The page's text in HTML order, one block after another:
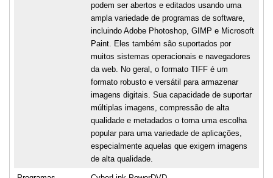
podem ser abertos e editados usando uma
ampla variedade de programas de software,
incluindo Adobe Photoshop, GIMP e Microsoft
Paint. Eles também são suportados por
muitos sistemas operacionais e navegadores
da web. No geral, o formato TIFF é um
formato robusto e versátil para armazenar
imagens digitais. Sua capacidade de suportar
múltiplas imagens, compressão de alta
qualidade e metadados o torna uma escolha
popular para uma variedade de aplicações,
especialmente aquelas que exigem imagens
de alta qualidade.